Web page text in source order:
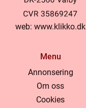
web: www.klikko.dk
Menu
Annonsering
Om oss
Cookies